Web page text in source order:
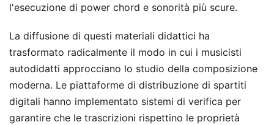
l'esecuzione di power chord e sonorità più scure.
La diffusione di questi materiali didattici ha
trasformato radicalmente il modo in cui i musicisti
autodidatti approcciano lo studio della composizione
moderna. Le piattaforme di distribuzione di spartiti
digitali hanno implementato sistemi di verifica per
garantire che le trascrizioni rispettino le proprietà